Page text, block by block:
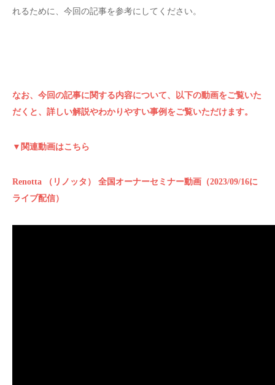
れるために、今回の記事を参考にしてください。
なお、今回の記事に関する内容について、以下の動画をご覧いた
だくと、詳しい解説やわかりやすい事例をご覧いただけます。
▼関連動画はこちら
Renotta （リノッタ） 全国オーナーセミナー動画（2023/09/16に
ライブ配信）